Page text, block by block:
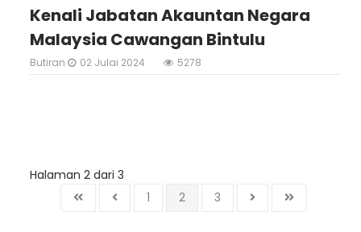
Kenali Jabatan Akauntan Negara
Malaysia Cawangan Bintulu
Butiran 02 Julai 2024 5278
Halaman 2 dari 3
1
2 3